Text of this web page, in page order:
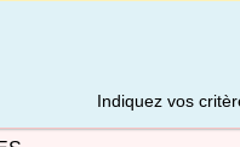
Indiquez vos